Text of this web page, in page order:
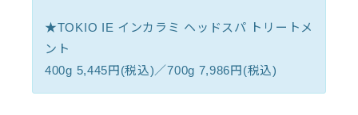
★TOKIO IE インカラミ ヘッドスパ トリートメ
ント
400g 5,445円(税込)／700g 7,986円(税込)